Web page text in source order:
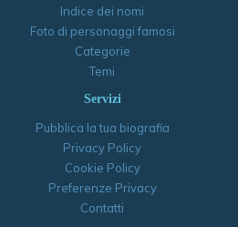
Indice dei nomi
Foto di personaggi famosi
Categorie
Temi
Servizi
Pubblica la tua biografia
Privacy Policy
Cookie Policy
Preferenze Privacy
Contatti